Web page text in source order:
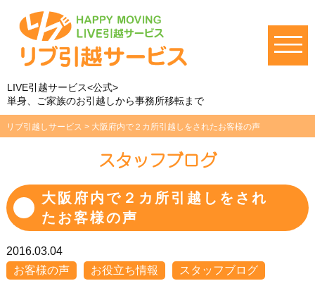
LIVE引越サービス<公式>
単身、ご家族のお引越しから事務所移転まで
リブ引越しサービス > 大阪府内で２カ所引越しをされたお客様の声
スタッフブログ
大阪府内で２カ所引越しをされ
たお客様の声
2016.03.04
お客様の声
お役立ち情報
スタッフブログ